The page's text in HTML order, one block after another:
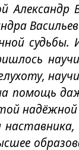
Александр
помощь